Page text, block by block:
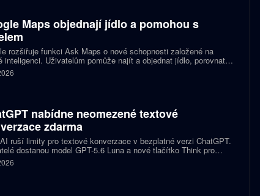
Maps objednají jídlo a pomohou s
rozšiřuje funkci Ask Maps o nové schopnosti založené na
inteligenci. Uživatelům pomůže najít a objednat jídlo, porovnat
nebo vybrat kulturní akci. Mapy navíc mohou čerpat informace z
a Kalendáře Google.
nabídne neomezené textové
zdarma
ruší limity pro textové konverzace v bezplatné verzi ChatGPT.
dostanou model GPT-5.6 Luna a nové tlačítko Think pro
otázky. Předplatitelům Plus a Pro firma zpřístupňuje upravený
Sol spolu s posuvníkem, který nastaví intenzitu přemýšlení.